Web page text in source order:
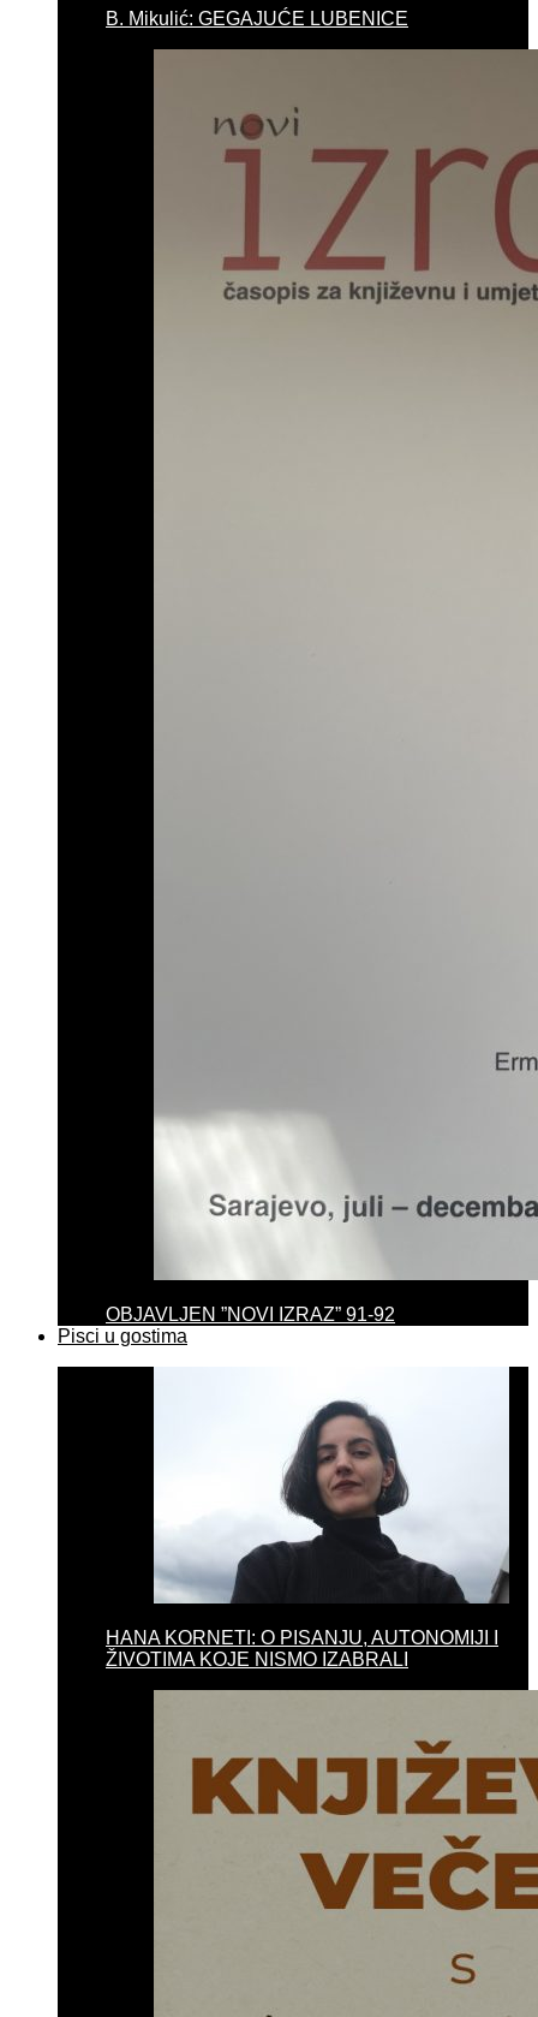
B. Mikulić: GEGAJUĆE LUBENICE
OBJAVLJEN ”NOVI IZRAZ” 91-92
Pisci u gostima
HANA KORNETI: O PISANJU, AUTONOMIJI I
ŽIVOTIMA KOJE NISMO IZABRALI